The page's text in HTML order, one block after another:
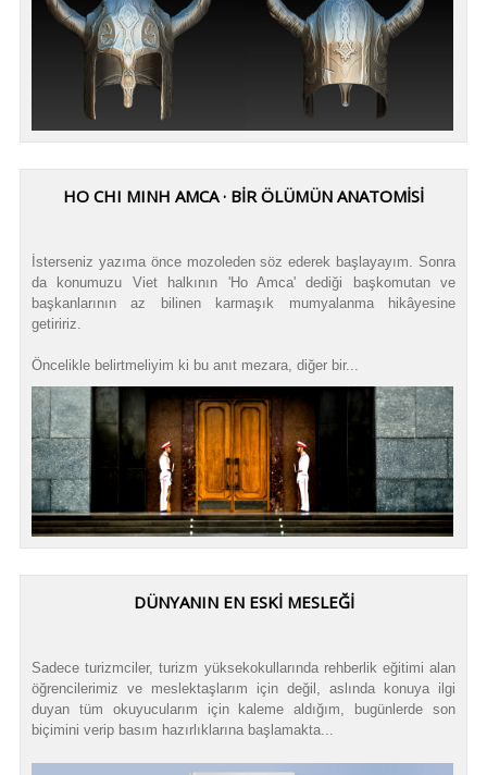
HO CHI MINH AMCA · BİR ÖLÜMÜN ANATOMİSİ
İsterseniz yazıma önce mozoleden söz ederek başlayayım. Sonra
da konumuzu Viet halkının 'Ho Amca' dediği başkomutan ve
başkanlarının az bilinen karmaşık mumyalanma hikâyesine
getiririz.
Öncelikle belirtmeliyim ki bu anıt mezara, diğer bir...
DÜNYANIN EN ESKİ MESLEĞİ
Sadece turizmciler, turizm yüksekokullarında rehberlik eğitimi alan
öğrencilerimiz ve meslektaşlarım için değil, aslında konuya ilgi
duyan tüm okuyucularım için kaleme aldığım, bugünlerde son
biçimini verip basım hazırlıklarına başlamakta...